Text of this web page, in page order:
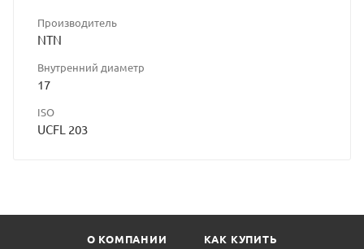
Производитель
NTN
Внутренний диаметр
17
ISO
UCFL 203
О КОМПАНИИ КАК КУПИТЬ